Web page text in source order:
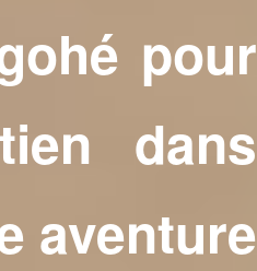
pour
dans
aventure